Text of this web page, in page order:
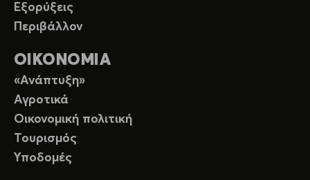
Εξορύξεις
Περιβάλλον
ΟΙΚΟΝΟΜΙΑ
«Ανάπτυξη»
Αγροτικά
Οικονομική πολιτική
Τουρισμός
Υποδομές